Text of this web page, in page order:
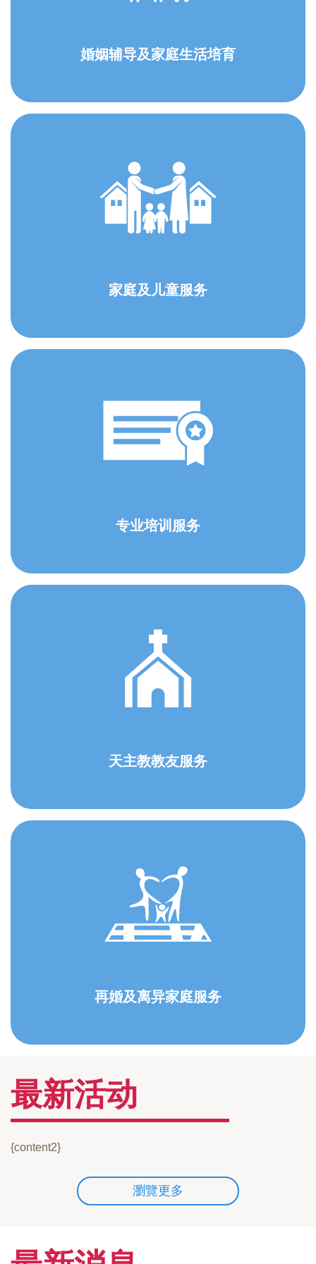
婚姻辅导及家庭生活培育
家庭及儿童服务
专业培训服务
天主教教友服务
再婚及离异家庭服务
最新活动
{content2}
瀏覽更多